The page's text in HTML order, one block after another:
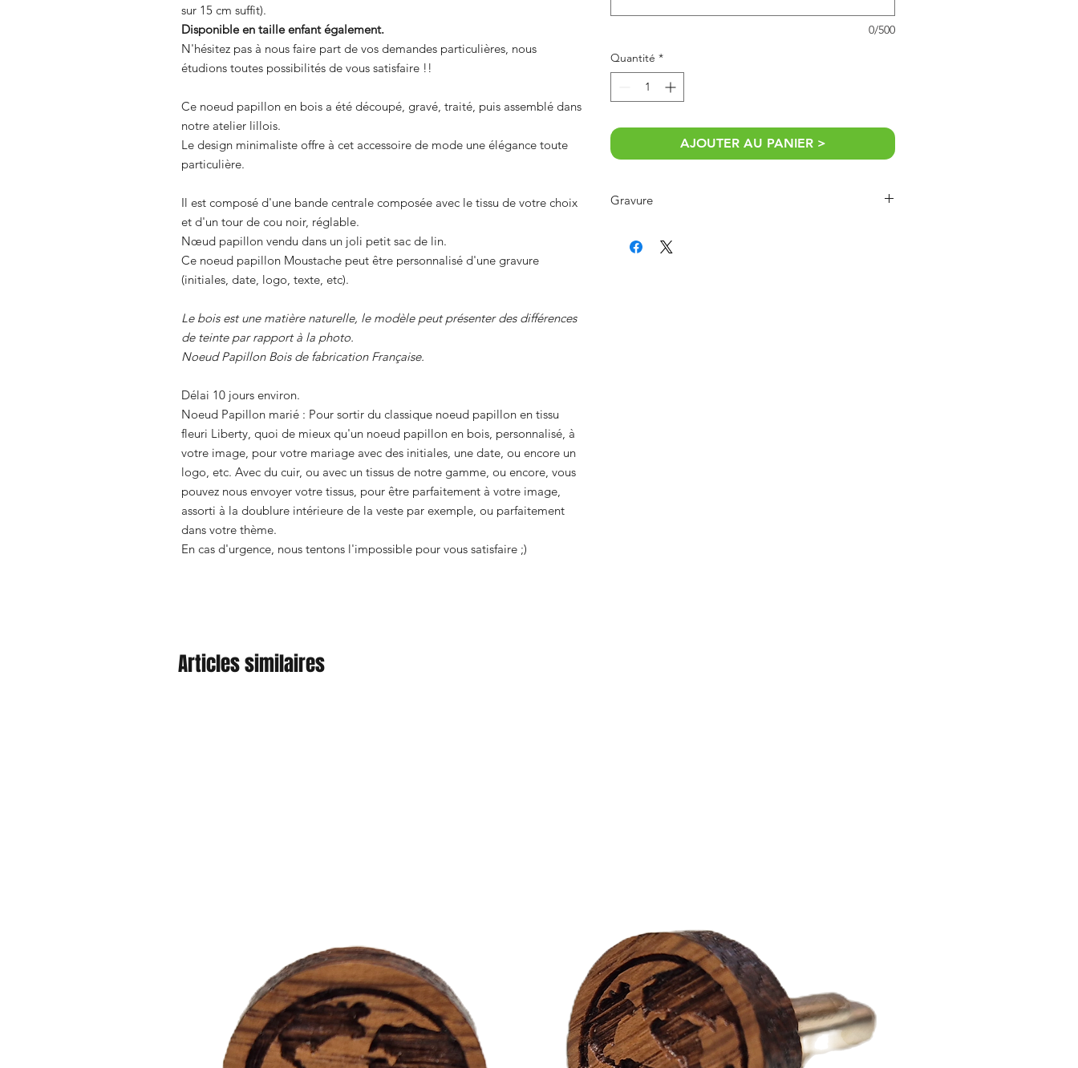
sur 15 cm suffit).
Disponible en taille enfant également.
N'hésitez pas à nous faire part de vos demandes particulières, nous
étudions toutes possibilités de vous satisfaire !!
Ce noeud papillon en bois a été découpé, gravé, traité, puis assemblé dans
notre atelier lillois.
Le design minimaliste offre à cet accessoire de mode une élégance toute
particulière.
Il est composé d'une bande centrale composée avec le tissu de votre choix
et d'un tour de cou noir, réglable.
Nœud papillon vendu dans un joli petit sac de lin.
Ce noeud papillon Moustache peut être personnalisé d'une gravure
(initiales, date, logo, texte, etc).
Le bois est une matière naturelle, le modèle peut présenter des différences
de teinte par rapport à la photo.
Noeud Papillon Bois de fabrication Française.
Délai 10 jours environ.
Noeud Papillon marié : Pour sortir du classique noeud papillon en tissu
fleuri Liberty, quoi de mieux qu'un noeud papillon en bois, personnalisé, à
votre image, pour votre mariage avec des initiales, une date, ou encore un
logo, etc. Avec du cuir, ou avec un tissus de notre gamme, ou encore, vous
pouvez nous envoyer votre tissus, pour être parfaitement à votre image,
assorti à la doublure intérieure de la veste par exemple, ou parfaitement
dans votre thème.
En cas d'urgence, nous tentons l'impossible pour vous satisfaire ;)
0/500
Quantité *
AJOUTER AU PANIER >
Gravure
pour un texte, limiter à 25 caractères pour une
Articles similaires